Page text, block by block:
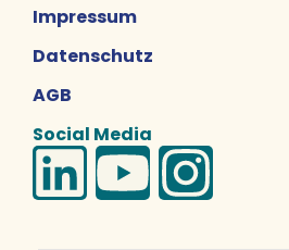
Impressum
Datenschutz
AGB
Social Media